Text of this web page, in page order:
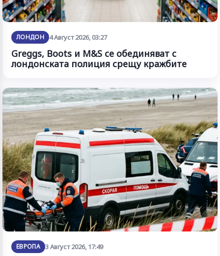
ЛОНДОН 4 Август 2026, 03:27
Greggs, Boots и M&S се обединяват с
лондонската полиция срещу кражбите
ЕВРОПА 3 Август 2026, 17:49